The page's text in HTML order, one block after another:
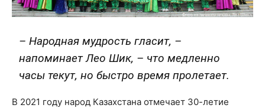
– Народная мудрость гласит, –
напоминает Лео Шик, – что медленно
часы текут, но быстро время пролетает.
В 2021 году народ Казахстана отмечает 30-летие